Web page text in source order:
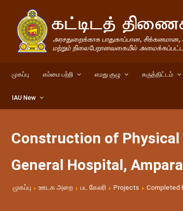
முகப்பு எம்மை பற்றி எமது குழு கருத்திட்டம்
IAU New
Construction of
General Hospital, Ampara
முகப்பு ஊடக அறை பட கேலரி Projects Completed